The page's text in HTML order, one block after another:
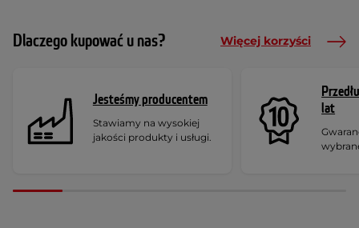
Dlaczego kupować u nas? Więcej korzyści
Jesteśmy producentem
Stawiamy na wysokiej
jakości produkty i usługi.
lat